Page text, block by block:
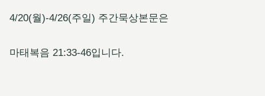
4/20(월)-4/26(주일) 주간묵상본문은
마태복음 21:33-46입니다.